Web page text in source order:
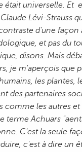
était universelle. Et
Lévi-Strauss
d'une façon
et pas du
disons. Mais
je m'aperçois que
les plantes,
des partenaires
comme les autres
terme Achuars
C'est la seule
c'est à dire un